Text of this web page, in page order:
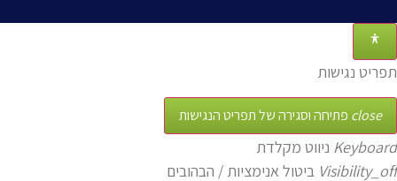
תפריט נגישות
close פתיחה וסגירה של תפריט הנגישות
Keyboard ניווט מקלדת
Visibility_off ביטול אנימציות / הבהובים